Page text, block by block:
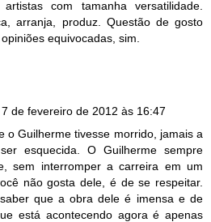
com tamanha versatilidade.
arranja, produz. Questão de gosto
equivocadas, sim.
7 de fevereiro de 2012 às 16:47
o Guilherme tivesse morrido, jamais a
esquecida. O Guilherme sempre
sem interromper a carreira em um
não gosta dele, é de se respeitar.
que a obra dele é imensa e de
está acontecendo agora é apenas